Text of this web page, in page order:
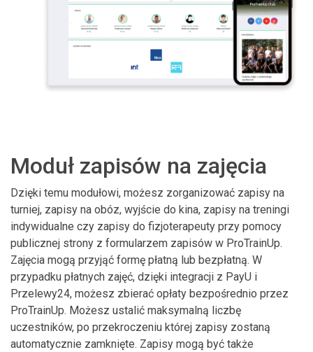
Moduł zapisów na zajęcia
Dzięki temu modułowi, możesz zorganizować zapisy na
turniej, zapisy na obóz, wyjście do kina, zapisy na treningi
indywidualne czy zapisy do fizjoterapeuty przy pomocy
publicznej strony z formularzem zapisów w ProTrainUp.
Zajęcia mogą przyjąć formę płatną lub bezpłatną. W
przypadku płatnych zajęć, dzięki integracji z PayU i
Przelewy24, możesz zbierać opłaty bezpośrednio przez
ProTrainUp. Możesz ustalić maksymalną liczbę
uczestników, po przekroczeniu której zapisy zostaną
automatycznie zamknięte. Zapisy mogą być także